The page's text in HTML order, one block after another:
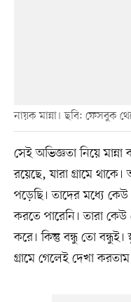
নায়ক মান্না। ছবি: ফেসবুক
সেই অভিজ্ঞতা নিয়ে
রয়েছে, যারা গ্রামে
পড়েছি। তাদের মধ্যে
করতে পারেনি। তারা
করে। কিন্তু বন্ধু তো বন্ধুই।
গ্রামে গেলেই দেখা